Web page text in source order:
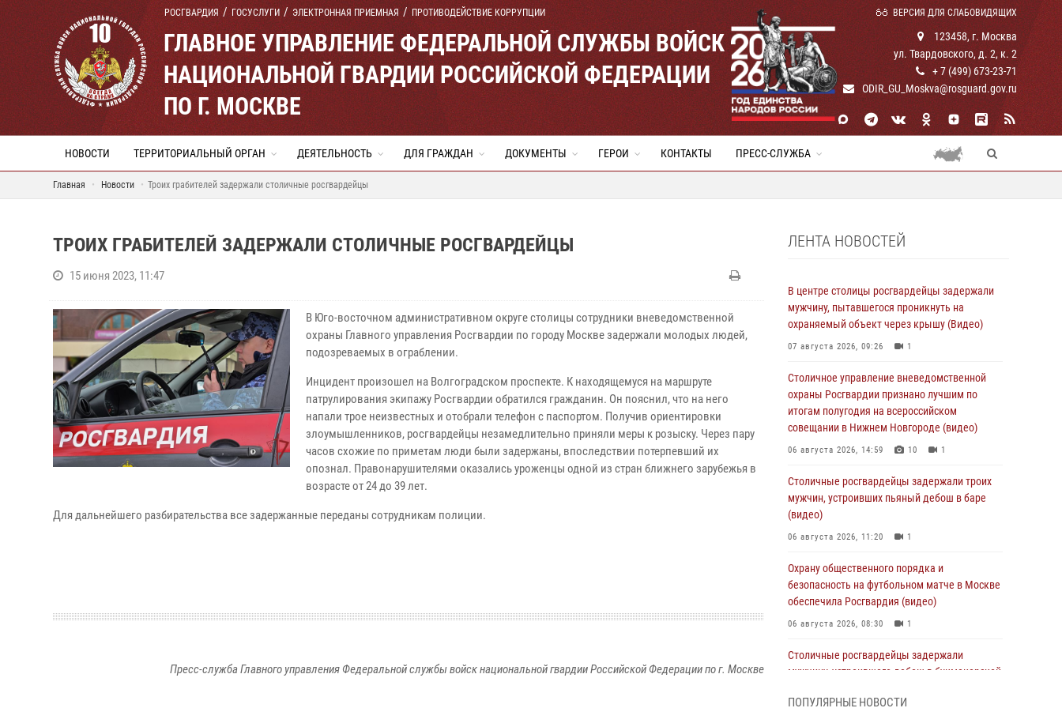
РОСГВАРДИЯ ГОСУСЛУГИ ЭЛЕКТРОННАЯ ПРИЕМНАЯ ПРОТИВОДЕЙСТВИЕ КОРРУПЦИИ ВЕРСИЯ ДЛЯ СЛАБОВИДЯЩИХ
ГЛАВНОЕ УПРАВЛЕНИЕ ФЕДЕРАЛЬНОЙ СЛУЖБЫ ВОЙСК
НАЦИОНАЛЬНОЙ ГВАРДИИ РОССИЙСКОЙ ФЕДЕРАЦИИ
ПО Г. МОСКВЕ
123458, г. Москва
ул. Твардовского, д. 2, к. 2
+ 7 (499) 673-23-71
ODIR_GU_Moskva@rosguard.gov.ru
НОВОСТИ ТЕРРИТОРИАЛЬНЫЙ ОРГАН ДЕЯТЕЛЬНОСТЬ ДЛЯ ГРАЖДАН ДОКУМЕНТЫ ГЕРОИ КОНТАКТЫ ПРЕСС-СЛУЖБА
Главная Новости Троих грабителей задержали столичные росгвардейцы
ТРОИХ ГРАБИТЕЛЕЙ ЗАДЕРЖАЛИ СТОЛИЧНЫЕ РОСГВАРДЕЙЦЫ
15 июня 2023, 11:47
В Юго-восточном административном округе столицы сотрудники вневедомственной
охраны Главного управления Росгвардии по городу Москве задержали молодых людей,
подозреваемых в ограблении.
Инцидент произошел на Волгоградском проспекте. К находящемуся на маршруте
патрулирования экипажу Росгвардии обратился гражданин. Он пояснил, что на него
напали трое неизвестных и отобрали телефон с паспортом. Получив ориентировки
злоумышленников, росгвардейцы незамедлительно приняли меры к розыску. Через пару
часов схожие по приметам люди были задержаны, впоследствии потерпевший их
опознал. Правонарушителями оказались уроженцы одной из стран ближнего зарубежья в
возрасте от 24 до 39 лет.
Для дальнейшего разбирательства все задержанные переданы сотрудникам полиции.
Пресс-служба Главного управления Федеральной службы войск национальной гвардии Российской Федерации по г. Москве
ЛЕНТА НОВОСТЕЙ
В центре столицы росгвардейцы задержали
мужчину, пытавшегося проникнуть на
охраняемый объект через крышу (Видео)
07 августа 2026, 09:26 1
Столичное управление вневедомственной
охраны Росгвардии признано лучшим по
итогам полугодия на всероссийском
совещании в Нижнем Новгороде (видео)
06 августа 2026, 14:59 10 1
Столичные росгвардейцы задержали троих
мужчин, устроивших пьяный дебош в баре
(видео)
06 августа 2026, 11:20 1
Охрану общественного порядка и
безопасность на футбольном матче в Москве
обеспечила Росгвардия (видео)
06 августа 2026, 08:30 1
Столичные росгвардейцы задержали
мужчину, устроившего дебош в букмекерской
ПОПУЛЯРНЫЕ НОВОСТИ